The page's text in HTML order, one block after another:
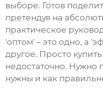
выборе. Готов
претендуя на
практическое
'оптом' – это одно, а
другое. Просто купить
недостаточно. Нужно
нужны и как